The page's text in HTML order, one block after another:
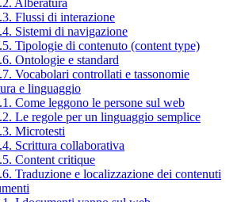
Alberatura
Flussi di interazione
Sistemi di navigazione
Tipologie di contenuto (content type)
Ontologie e standard
Vocabolari controllati e tassonomie
e linguaggio
Come leggono le persone sul web
Le regole per un linguaggio semplice
Microtesti
Scrittura collaborativa
Content critique
Traduzione e localizzazione dei contenuti